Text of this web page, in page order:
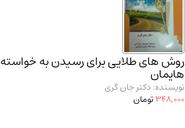
روش های طلایی برای رسیدن به خواسته
هایمان
نویسنده: دکتر جان گری
348,000تومان